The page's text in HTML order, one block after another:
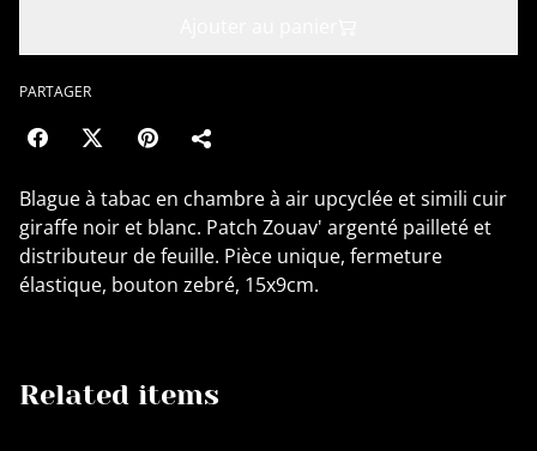
PARTAGER
Blague à tabac en chambre à air upcyclée et simili cuir
giraffe noir et blanc. Patch Zouav' argenté pailleté et
distributeur de feuille. Pièce unique, fermeture
élastique, bouton zebré, 15x9cm.
Related items